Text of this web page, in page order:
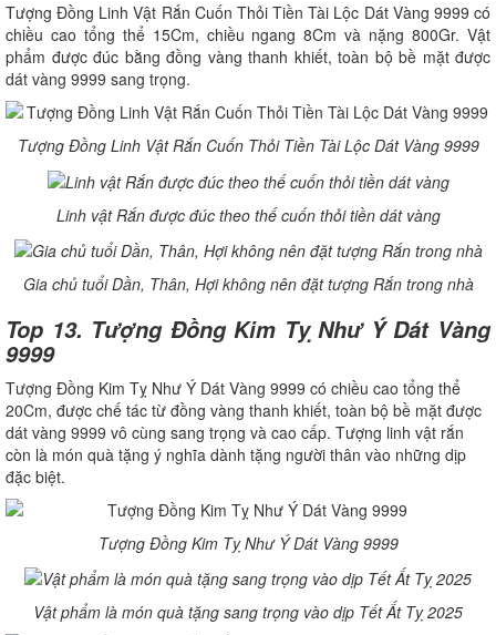
Tượng Đồng Linh Vật Rắn Cuốn Thỏi Tiền Tài Lộc Dát Vàng 9999 có
chiều cao tổng thể 15Cm, chiều ngang 8Cm và nặng 800Gr. Vật
phẩm được đúc bằng đồng vàng thanh khiết, toàn bộ bề mặt được
dát vàng 9999 sang trọng.
Tượng Đồng Linh Vật Rắn Cuốn Thỏi Tiền Tài Lộc Dát Vàng 9999
Linh vật Rắn được đúc theo thế cuốn thỏi tiền dát vàng
Gia chủ tuổi Dần, Thân, Hợi không nên đặt tượng Rắn trong nhà
Top 13. Tượng Đồng Kim Tỵ Như Ý Dát Vàng
9999
Tượng Đồng Kim Tỵ Như Ý Dát Vàng 9999 có chiều cao tổng thể
20Cm, được chế tác từ đồng vàng thanh khiết, toàn bộ bề mặt được
dát vàng 9999 vô cùng sang trọng và cao cấp. Tượng linh vật rắn
còn là món quà tặng ý nghĩa dành tặng người thân vào những dịp
đặc biệt.
Tượng Đồng Kim Tỵ Như Ý Dát Vàng 9999
Vật phẩm là món quà tặng sang trọng vào dịp Tết Ất Tỵ 2025